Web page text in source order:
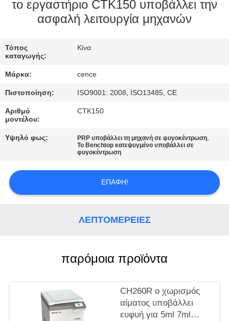
ΈΛΕΓΧΟΣ
ΠΟΙΌΤΗΤΑΣ
ΕΠΙΚΟΙΝΩΝΉΣΤΕ
ΜΑΖΊ
ΜΑΣ
ΕΙΔΉΣΕΙΣ
ΥΠΟΘΈΣΕΙΣ
VR
το εργαστήριο CTK150 υποβάλλει την
ασφαλή λειτουργία μηχανών
Τόπος
καταγωγής:
Κίνα
Μάρκα: cence
Πιστοποίηση: ISO9001: 2008, ISO13485, CE
Αριθμό
μοντέλου:
CTK150
Υψηλό φως: PRP υποβάλλει τη μηχανή σε φυγοκέντρωση,
Το Benchtop κατεψυγμένο υποβάλλει σε
φυγοκέντρωση
ΕΠΑΦΉ!
ΛΕΠΤΟΜΈΡΕΙΕΣ
παρόμοια προϊόντα
CH260R ο χωρισμός
αίματος υποβάλλει
ευφυή για 5ml 7ml